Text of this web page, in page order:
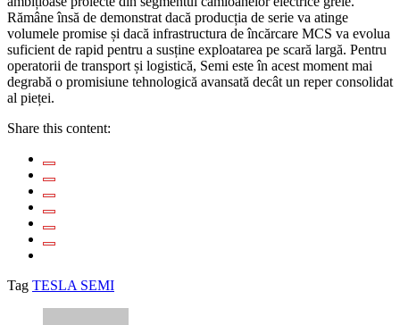
Rămâne însă de demonstrat dacă producția de serie va atinge
volumele promise și dacă infrastructura de încărcare MCS va evolua
suficient de rapid pentru a susține exploatarea pe scară largă. Pentru
operatorii de transport și logistică, Semi este în acest moment mai
degrabă o promisiune tehnologică avansată decât un reper consolidat
al pieței.
Share this content:
Tag TESLA SEMI